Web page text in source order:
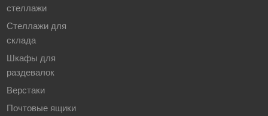
стеллажи
Стеллажи для
склада
Шкафы для
раздевалок
Верстаки
Почтовые ящики